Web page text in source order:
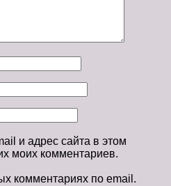
и адрес сайта в этом
моих комментариев.
комментариях по email.